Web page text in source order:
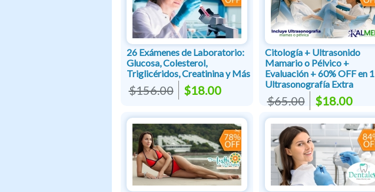
26 Exámenes de Laboratorio:
Glucosa, Colesterol,
Triglicéridos, Creatinina y Más
$156.00 $18.00
Citología + Ultrasonido
Mamario o Pélvico +
Evaluación + 60% OFF en 1
Ultrasonografía Extra
$65.00 $18.00